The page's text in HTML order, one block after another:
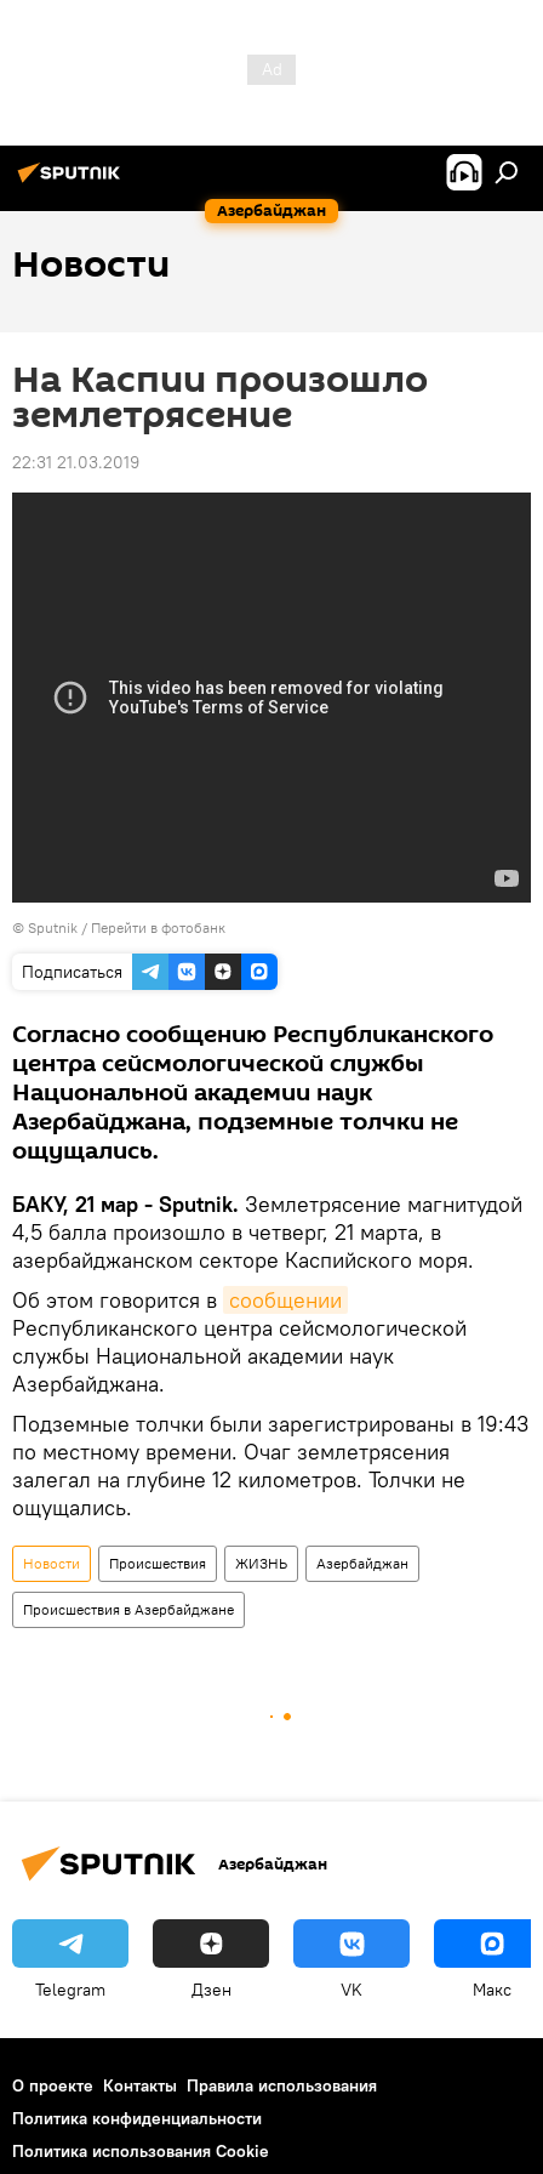
Азербайджан
Новости
На Каспии произошло
землетрясение
22:31 21.03.2019
© Sputnik / Перейти в фотобанк
Подписаться
Согласно сообщению Республиканского
центра сейсмологической службы
Национальной академии наук
Азербайджана, подземные толчки не
ощущались.
БАКУ, 21 мар - Sputnik. Землетрясение магнитудой
4,5 балла произошло в четверг, 21 марта, в
азербайджанском секторе Каспийского моря.
Об этом говорится в сообщении
Республиканского центра сейсмологической
службы Национальной академии наук
Азербайджана.
Подземные толчки были зарегистрированы в 19:43
по местному времени. Очаг землетрясения
залегал на глубине 12 километров. Толчки не
ощущались.
Новости Происшествия ЖИЗНЬ Азербайджан
Происшествия в Азербайджане
Азербайджан
Telegram Дзен VK Макс
О проекте Контакты Правила использования
Политика конфиденциальности
Политика использования Cookie